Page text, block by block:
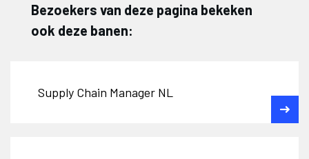
Bezoekers van deze pagina bekeken
ook deze banen:
Supply Chain Manager NL